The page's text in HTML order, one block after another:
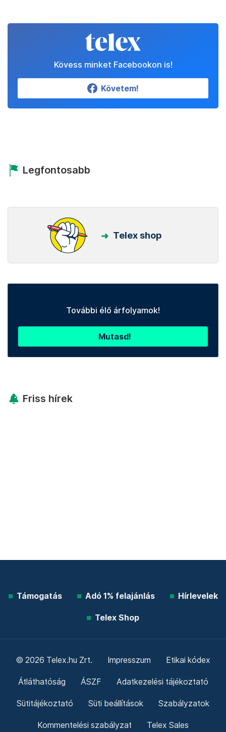
Kövess minket Facebookon is!
Követem!
Legfontosabb
Telex shop
További élő árfolyamok!
Mutasd!
Friss hírek
Támogatás Adó 1% felajánlás Hírlevelek
Telex Shop
© 2026 Telex.hu Zrt. Impresszum Etikai kódex
Átláthatóság ÁSZF Adatkezelési tájékoztató
Sütitájékoztató Süti beállítások Szabályzatok
Kommentelési szabályzat Telex Sales